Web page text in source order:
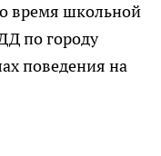
время школьной
по городу
поведения на